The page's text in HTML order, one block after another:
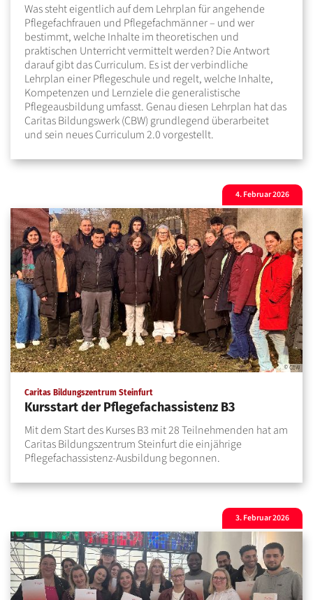
Was steht eigentlich auf dem Lehrplan für angehende
Pflegefachfrauen und Pflegefachmänner – und wer
bestimmt, welche Inhalte im theoretischen und
praktischen Unterricht vermittelt werden? Die Antwort
darauf gibt das Curriculum. Es ist der verbindliche
Lehrplan einer Pflegeschule und regelt, welche Inhalte,
Kompetenzen und Lernziele die generalistische
Pflegeausbildung umfasst. Genau diesen Lehrplan hat das
Caritas Bildungswerk (CBW) grundlegend überarbeitet
und sein neues Curriculum 2.0 vorgestellt.
© CBW
Caritas Bildungszentrum Steinfurt:
Kursstart der Pflegefachassistenz B3
4. Februar 2026
Mit dem Start des Kurses B3 mit 28 Teilnehmenden hat am
Caritas Bildungszentrum Steinfurt die einjährige
Pflegefachassistenz-Ausbildung begonnen.
3. Februar 2026